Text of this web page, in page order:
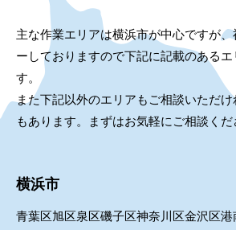
主な作業エリアは横浜市が中心ですが
ーしておりますので下記に記載のある
す。
また下記以外のエリアもご相談いただ
もあります。まずはお気軽にご相談くだ
横浜市
青葉区旭区泉区磯子区神奈川区金沢区港